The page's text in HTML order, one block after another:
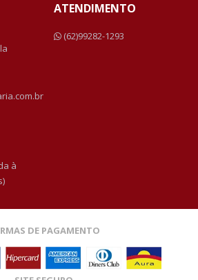
à
ATENDIMENTO
(62)99282-1293
DE PAGAMENTO